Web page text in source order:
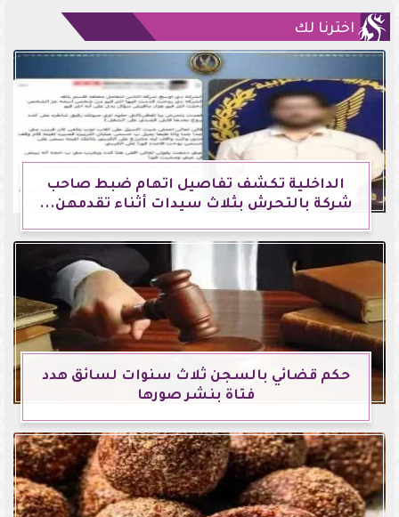
اخترنا لك
الداخلية تكشف تفاصيل اتهام ضبط صاحب
شركة بالتحرش بثلاث سيدات أثناء تقدمهن...
حكم قضائي بالسجن ثلاث سنوات لسائق هدد
فتاة بنشر صورها